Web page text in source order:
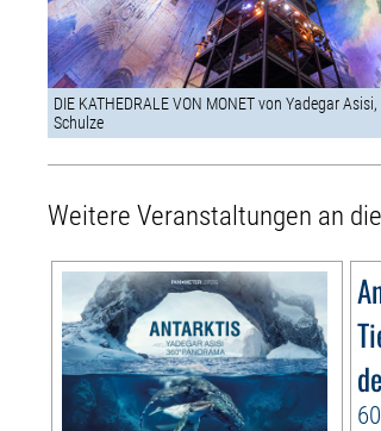
DIE KATHEDRALE VON MONET von Yadegar
Schulze
Weitere Veranstaltungen an